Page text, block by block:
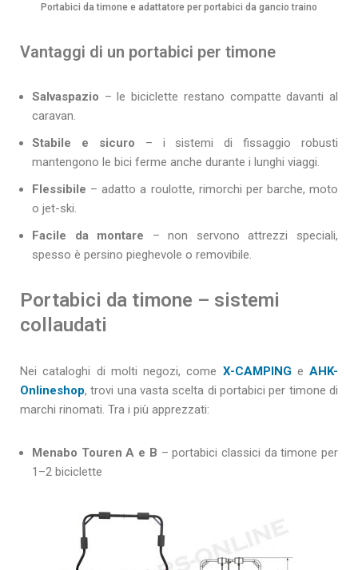
Portabici da timone e adattatore per portabici da gancio traino
Vantaggi di un portabici per timone
Salvaspazio – le biciclette restano compatte davanti al
caravan.
Stabile e sicuro – i sistemi di fissaggio robusti
mantengono le bici ferme anche durante i lunghi viaggi.
Flessibile – adatto a roulotte, rimorchi per barche, moto
o jet-ski.
Facile da montare – non servono attrezzi speciali,
spesso è persino pieghevole o removibile.
Portabici da timone – sistemi
collaudati
Nei cataloghi di molti negozi, come X-CAMPING e AHK-
Onlineshop, trovi una vasta scelta di portabici per timone di
marchi rinomati. Tra i più apprezzati:
Menabo Touren A e B – portabici classici da timone per
1–2 biciclette